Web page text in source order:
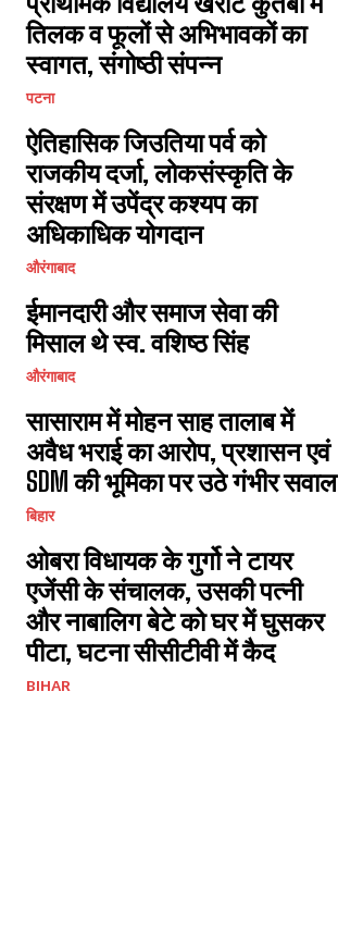
तिलक व फूलों से अभिभावकों का
स्वागत, संगोष्ठी संपन्न
पटना
ऐतिहासिक जिउतिया पर्व को
राजकीय दर्जा, लोकसंस्कृति के
संरक्षण में उपेंद्र कश्यप का
अधिकाधिक योगदान
औरंगाबाद
ईमानदारी और समाज सेवा की
मिसाल थे स्व. वशिष्ठ सिंह
औरंगाबाद
सासाराम में मोहन साह तालाब में
अवैध भराई का आरोप, प्रशासन एवं
SDM की भूमिका पर उठे गंभीर सवाल
बिहार
ओबरा विधायक के गुर्गो ने टायर
एजेंसी के संचालक, उसकी पत्नी
और नाबालिग बेटे को घर में घुसकर
पीटा, घटना सीसीटीवी में कैद
BIHAR